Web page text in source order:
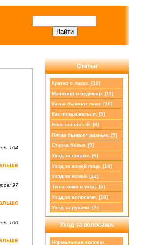
104
97
100
Статьи
Кратко о лаках. [10]
Маникюр и педикюр. [11]
Какие бывают лаки. [10]
Как пользоваться. [9]
Болезни ногтей. [8]
Пятна бывают разные. [5]
Стирка белья. [9]
Уход за ногами. [6]
Уход за кожей лица. [14]
Уход за кожей. [12]
Типы кожи и уход. [5]
Уход за волосами. [16]
Уход за руками. [7]
Уход за волосами.
Нормальные волосы.